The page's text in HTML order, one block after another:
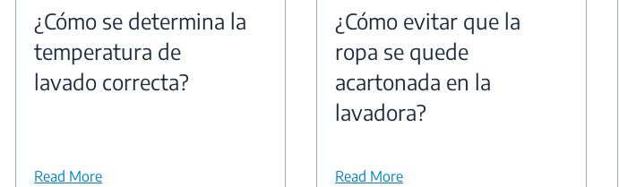
¿Cómo se determina la
temperatura de
lavado correcta?
Read More
¿Cómo evitar que la
ropa se quede
acartonada en la
lavadora?
Read More